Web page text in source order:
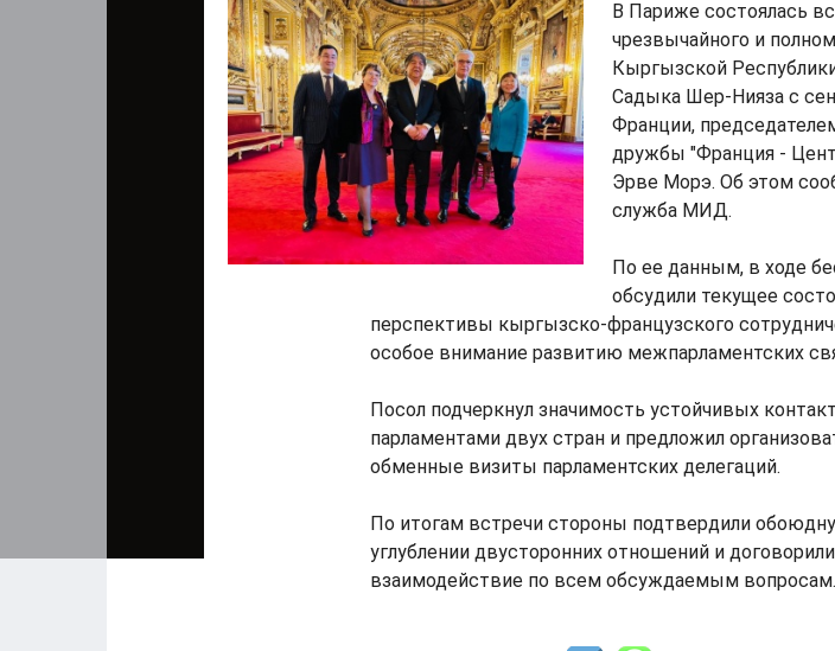
В Париже состоялась
чрезвычайного и
Кыргызской
Садыка Шер-Нияза с
Франции,
дружбы "Франция -
Эрве Морэ. Об этом
служба МИД.
По ее данным, в ходе
обсудили текущее
перспективы кыргызско-французского
особое внимание развитию межпарламентских
Посол подчеркнул значимость устойчивых
парламентами двух стран и предложил
обменные визиты парламентских делегаций.
По итогам встречи стороны подтвердили
углублении двусторонних отношений и
взаимодействие по всем обсуждаемым вопросам.